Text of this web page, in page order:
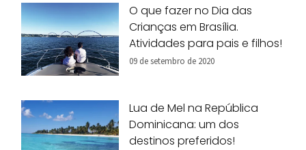
O que fazer no Dia das
Crianças em Brasília.
Atividades para pais e filhos!
09 de setembro de 2020
Lua de Mel na República
Dominicana: um dos
destinos preferidos!